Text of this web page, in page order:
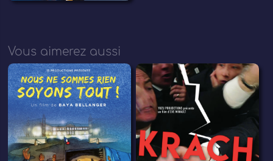
Vous aimerez aussi